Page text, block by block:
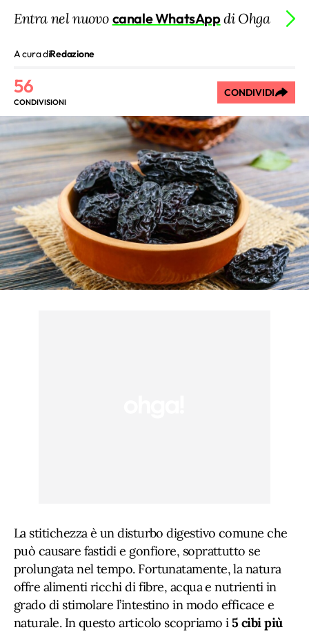
Entra nel nuovo canale WhatsAppdi Ohga
A cura diRedazione
56
CONDIVISIONI
CONDIVIDI
La stitichezza è un disturbo digestivo comune che
può causare fastidi e gonfiore, soprattutto se
prolungata nel tempo. Fortunatamente, la natura
offre alimenti ricchi di fibre, acqua e nutrienti in
grado di stimolare l’intestino in modo efficace e
naturale. In questo articolo scopriamo i5 cibi più